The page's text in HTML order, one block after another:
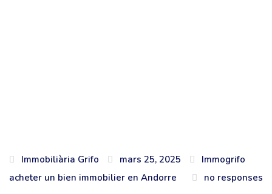
Immobiliària Grifo mars 25, 2025
Immogrifo
acheter un bien immobilier en Andorre
no responses